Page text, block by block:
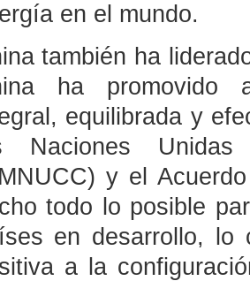
en el mundo.
también ha
ha promovido
equilibrada y
Naciones
y el
todo lo posible
en desarrollo, lo
a la